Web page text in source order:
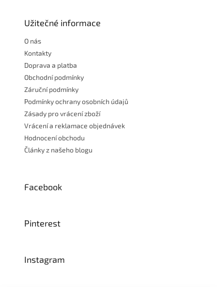
Užitečné informace
O nás
Kontakty
Doprava a platba
Obchodní podmínky
Záruční podmínky
Podmínky ochrany osobních údajů
Zásady pro vrácení zboží
Vrácení a reklamace objednávek
Hodnocení obchodu
Články z našeho blogu
Facebook
Pinterest
Instagram